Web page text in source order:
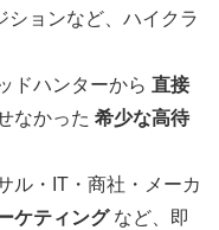
ションなど、ハイクラ
ドハンターから 直接
なかった 希少な高待
ル・IT・商社・メーカ
ケティングなど、即